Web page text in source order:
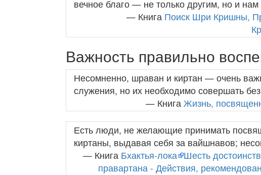
вечное благо — не только другим, но и
— Книга Поиск Шри Кришны,
Важность правильно
Несомненно, шраван и киртан — очень
служения, но их необходимо совершать
— Книга Жизнь,
Есть люди, не желающие принимать
киртаны, выдавая себя за вайшнавов;
— Книга Бхактья-лока Шесть
правартана - Действия,